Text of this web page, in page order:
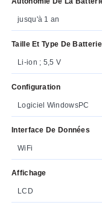
jusqu'à 1 an
Taille Et Type De Batterie
Li-ion ; 5,5 V
Configuration
Logiciel WindowsPC
Interface De Données
WiFi
Affichage
LCD